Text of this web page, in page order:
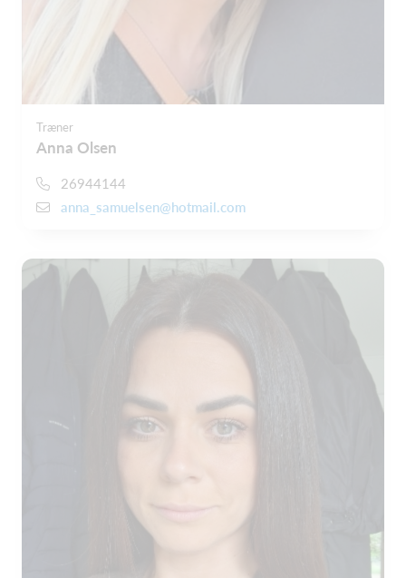
Træner
Anna Olsen
26944144
anna_samuelsen@hotmail.com